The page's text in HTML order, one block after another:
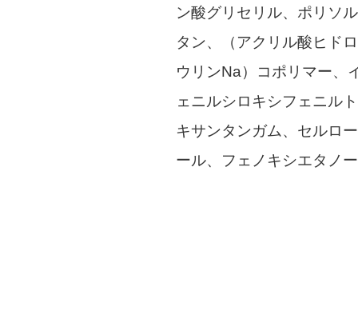
ン酸グリセリル、ポリソ
タン、（アクリル酸ヒド
ウリンNa）コポリマー、
ェニルシロキシフェニル
キサンタンガム、セルロ
ール、フェノキシエタノ